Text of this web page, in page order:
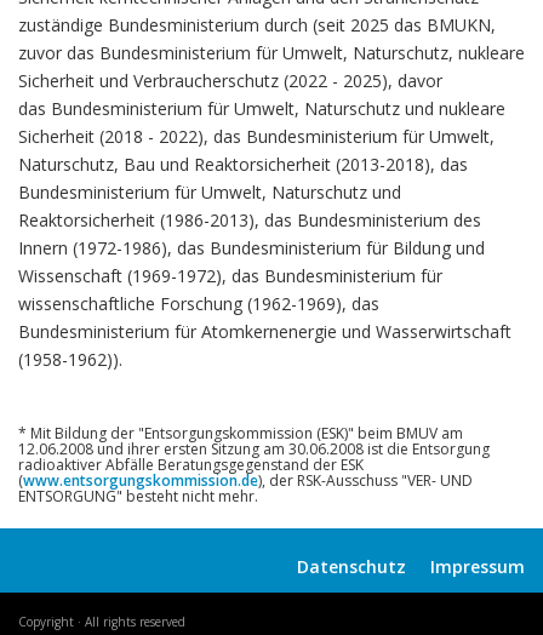
zuständige Bundesministerium durch (seit 2025 das BMUKN,
zuvor das Bundesministerium für Umwelt, Naturschutz, nukleare
Sicherheit und Verbraucherschutz (2022 - 2025), davor
das Bundesministerium für Umwelt, Naturschutz und nukleare
Sicherheit (2018 - 2022), das Bundesministerium für Umwelt,
Naturschutz, Bau und Reaktorsicherheit (2013-2018), das
Bundesministerium für Umwelt, Naturschutz und
Reaktorsicherheit (1986-2013), das Bundesministerium des
Innern (1972-1986), das Bundesministerium für Bildung und
Wissenschaft (1969-1972), das Bundesministerium für
wissenschaftliche Forschung (1962-1969), das
Bundesministerium für Atomkernenergie und Wasserwirtschaft
(1958-1962)).
* Mit Bildung der "Entsorgungskommission (ESK)" beim BMUV am
12.06.2008 und ihrer ersten Sitzung am 30.06.2008 ist die Entsorgung
radioaktiver Abfälle Beratungsgegenstand der ESK
(www.entsorgungskommission.de), der RSK-Ausschuss "VER- UND
ENTSORGUNG" besteht nicht mehr.
Impressum
Datenschutz
Copyright · All rights reserved